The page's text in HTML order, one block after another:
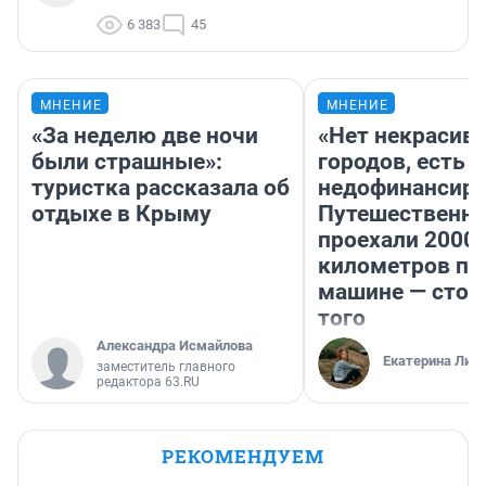
6 383 45
МНЕНИЕ
«За неделю две ночи
были страшные»:
туристка рассказала об
отдыхе в Крыму
Александра Исмайлова
заместитель главного
редактора 63.RU
МНЕНИЕ
«Нет
городов, есть
проехали 2000
километров по
машине —
того
Екатерина
РЕКОМЕНДУЕМ